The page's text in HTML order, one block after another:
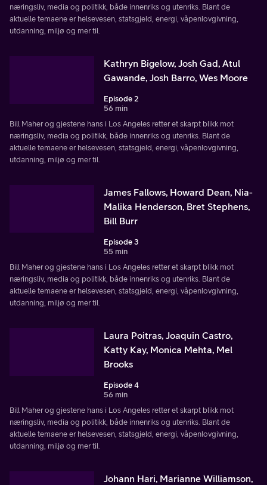
næringsliv, media og politikk, både innenriks og utenriks. Blant de
aktuelle temaene er helsevesen, statsgjeld, energi, våpenlovgivning,
utdanning, miljø og mer til.
Kathryn Bigelow, Josh Gad, Atul
Gawande, Josh Barro, Wes Moore
Episode 2
56 min
Bill Maher og gjestene hans i Los Angeles retter et skarpt blikk mot
næringsliv, media og politikk, både innenriks og utenriks. Blant de
aktuelle temaene er helsevesen, statsgjeld, energi, våpenlovgivning,
utdanning, miljø og mer til.
James Fallows, Howard Dean, Nia-
Malika Henderson, Bret Stephens,
Bill Burr
Episode 3
55 min
Bill Maher og gjestene hans i Los Angeles retter et skarpt blikk mot
næringsliv, media og politikk, både innenriks og utenriks. Blant de
aktuelle temaene er helsevesen, statsgjeld, energi, våpenlovgivning,
utdanning, miljø og mer til.
Laura Poitras, Joaquin Castro,
Katty Kay, Monica Mehta, Mel
Brooks
Episode 4
56 min
Bill Maher og gjestene hans i Los Angeles retter et skarpt blikk mot
næringsliv, media og politikk, både innenriks og utenriks. Blant de
aktuelle temaene er helsevesen, statsgjeld, energi, våpenlovgivning,
utdanning, miljø og mer til.
Johann Hari, Marianne Williamson,